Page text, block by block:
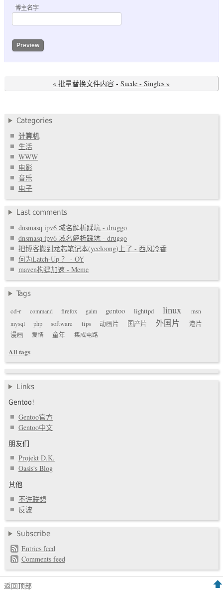
博主名字
« 批量替换文件内容 - Suede - Singles »
Categories
计算机
生活
WWW
电影
音乐
电子
Last comments
dnsmasq ipv6 域名解析踩坑 - druggo
dnsmasq ipv6 域名解析踩坑 - druggo
把博客搬到龙芯笔记本(yeeloong)上了 - 西风冷香
何为Latch-Up ？ - OY
maven构建加速 - Meme
Tags
cd-r
command firefox gaim gentoo lighttpd linux
msn
mysql
php software tips 动画片 国产片 外国片
港片
漫画
爱情 童年 集成电路
All tags
Links
Gentoo!
Gentoo官方
Gentoo中文
朋友们
Projekt D.K.
Oasis's Blog
其他
不许联想
反波
Subscribe
Entries feed
Comments feed
返回顶部